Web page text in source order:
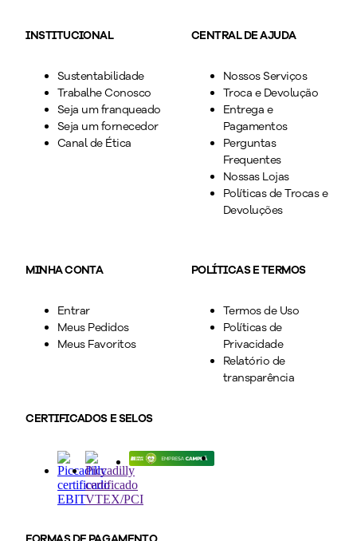
INSTITUCIONAL
Sustentabilidade
Trabalhe Conosco
Seja um franqueado
Seja um fornecedor
Canal de Ética
CENTRAL DE AJUDA
Nossos Serviços
Troca e Devolução
Entrega e
Pagamentos
Perguntas
Frequentes
Nossas Lojas
Políticas de Trocas e
Devoluções
MINHA CONTA
Entrar
Meus Pedidos
Meus Favoritos
POLÍTICAS E TERMOS
Termos de Uso
Políticas de
Privacidade
Relatório de
transparência
CERTIFICADOS E SELOS